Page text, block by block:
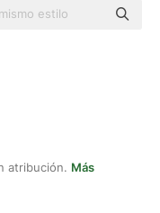
atribución. Más